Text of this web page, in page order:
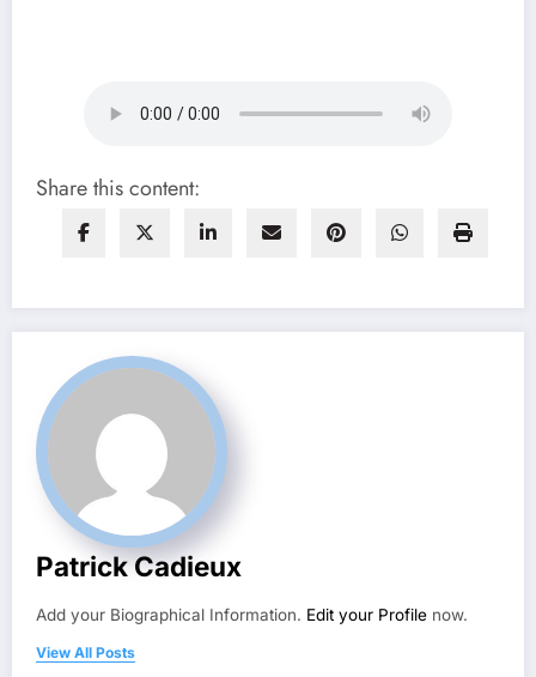
Share this content:
Patrick Cadieux
Add your Biographical Information. Edit your Profile now.
View All Posts